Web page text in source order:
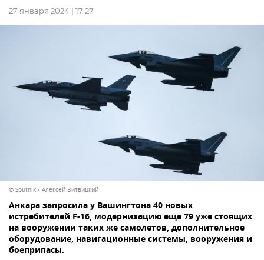
27 января 2024 | 17:27
© Sputnik / Алексей Витвицкий
Анкара запросила у Вашингтона 40 новых
истребителей F-16, модернизацию еще 79 уже стоящих
на вооружении таких же самолетов, дополнительное
оборудование, навигационные системы, вооружения и
боеприпасы.